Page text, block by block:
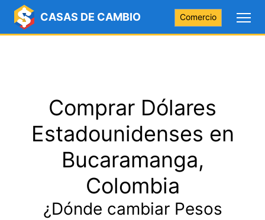
CASAS DE CAMBIO Comercio
Comprar Dólares
Estadounidenses en
Bucaramanga,
Colombia
¿Dónde cambiar Pesos